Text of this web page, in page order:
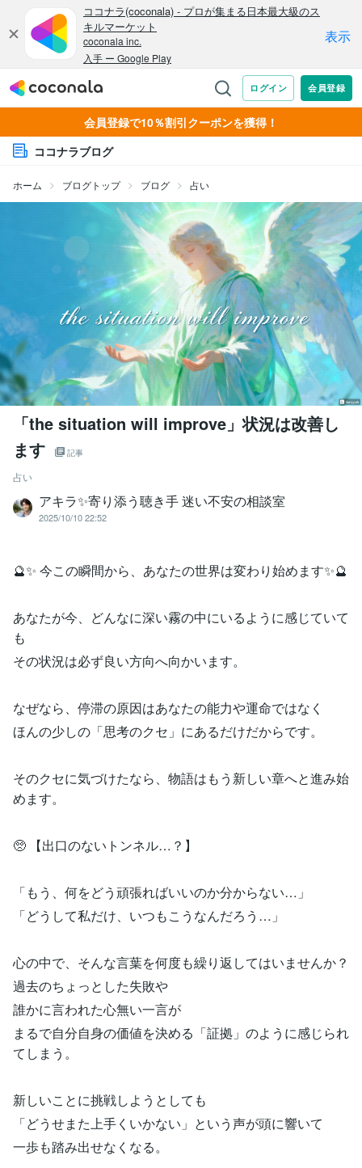
会員登録で10％割引クーポンを獲得！
ココナラブログ
ホーム ブログトップ ブログ 占い
「the situation will improve」状況は改善し
ます
記事
占い
アキラ✨寄り添う聴き手 迷い不安の相談室
2025/10/10 22:52
🔮✨ 今この瞬間から、あなたの世界は変わり始めます✨🔮
あなたが今、どんなに深い霧の中にいるように感じていて
も
その状況は必ず良い方向へ向かいます。
なぜなら、停滞の原因はあなたの能力や運命ではなく
ほんの少しの「思考のクセ」にあるだけだからです。
そのクセに気づけたなら、物語はもう新しい章へと進み始
めます。
🥺 【出口のないトンネル…？】
「もう、何をどう頑張ればいいのか分からない…」
「どうして私だけ、いつもこうなんだろう…」
心の中で、そんな言葉を何度も繰り返してはいませんか？
過去のちょっとした失敗や
誰かに言われた心無い一言が
まるで自分自身の価値を決める「証拠」のように感じられ
てしまう。
新しいことに挑戦しようとしても
「どうせまた上手くいかない」という声が頭に響いて
一歩も踏み出せなくなる。